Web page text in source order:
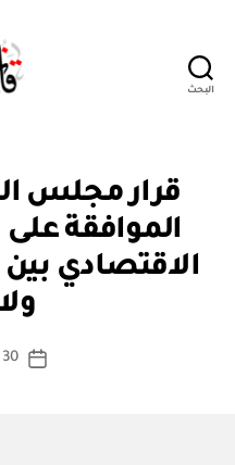
البحث
التصنيفات
الموافقة على
الاقتصادي
تاريخ
30 يناير 2024